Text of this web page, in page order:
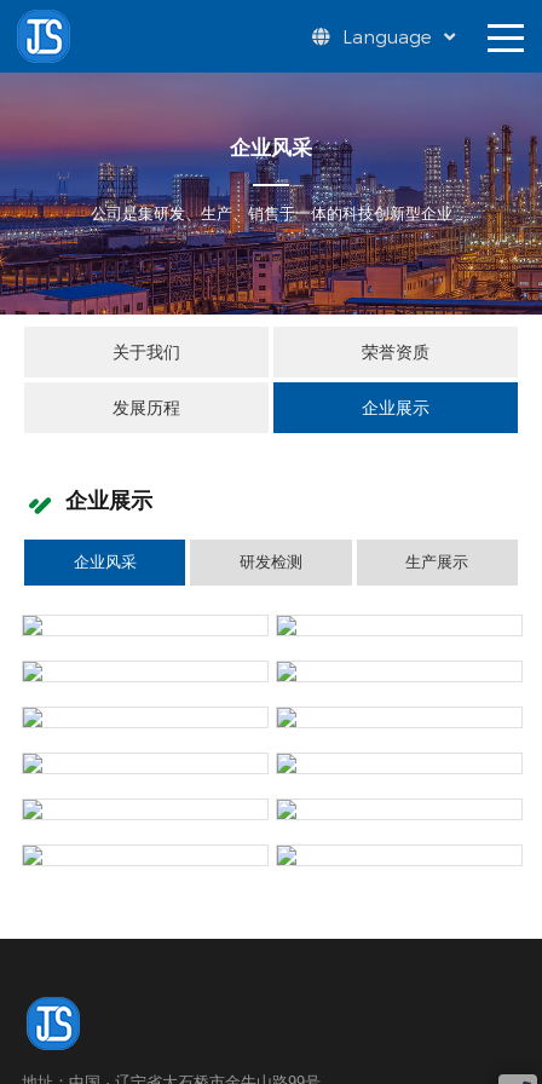
Language
企业风采
公司是集研发、生产、销售于一体的科技创新型企业
关于我们 荣誉资质
发展历程 企业展示
企业展示
企业风采 研发检测 生产展示